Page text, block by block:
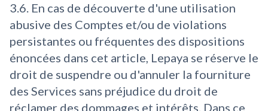
3.6. En cas de découverte d'une utilisation
abusive des Comptes et/ou de violations
persistantes ou fréquentes des dispositions
énoncées dans cet article, Lepaya se réserve le
droit de suspendre ou d'annuler la fourniture
des Services sans préjudice du droit de
réclamer des dommages et intérêts. Dans ce